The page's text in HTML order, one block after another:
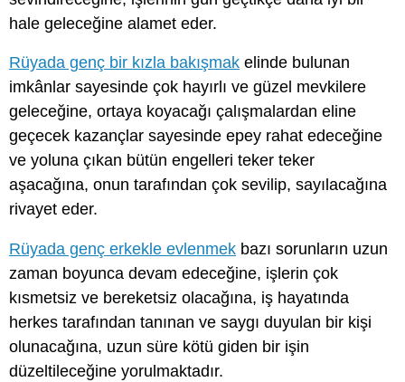
hale geleceğine alamet eder.
Rüyada genç bir kızla bakışmak elinde bulunan
imkânlar sayesinde çok hayırlı ve güzel mevkilere
geleceğine, ortaya koyacağı çalışmalardan eline
geçecek kazançlar sayesinde epey rahat edeceğine
ve yoluna çıkan bütün engelleri teker teker
aşacağına, onun tarafından çok sevilip, sayılacağına
rivayet eder.
Rüyada genç erkekle evlenmek bazı sorunların uzun
zaman boyunca devam edeceğine, işlerin çok
kısmetsiz ve bereketsiz olacağına, iş hayatında
herkes tarafından tanınan ve saygı duyulan bir kişi
olunacağına, uzun süre kötü giden bir işin
düzeltileceğine yorulmaktadır.